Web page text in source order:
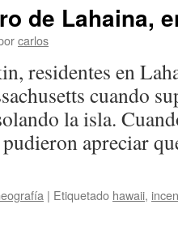
de Lahaina,
carlos
residentes en
cuando
la isla.
apreciar
| Etiquetado hawaii,